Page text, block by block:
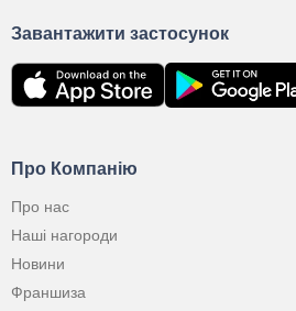
Про Компанію
Про нас
Наші нагороди
Новини
Франшиза
Завантажити застосунок